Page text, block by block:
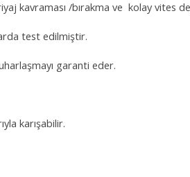
kavraması /bırakma ve kolay vites
test edilmiştir.
garanti eder.
karışabilir.